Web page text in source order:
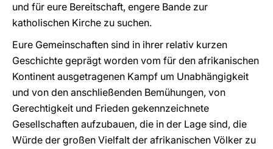
und für eure Bereitschaft, engere Bande zur
katholischen Kirche zu suchen.
Eure Gemeinschaften sind in ihrer relativ kurzen
Geschichte geprägt worden vom für den afrikanischen
Kontinent ausgetragenen Kampf um Unabhängigkeit
und von den anschließenden Bemühungen, von
Gerechtigkeit und Frieden gekennzeichnete
Gesellschaften aufzubauen, die in der Lage sind, die
Würde der großen Vielfalt der afrikanischen Völker zu